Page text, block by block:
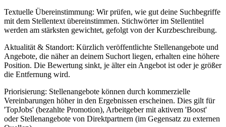
Textuelle Übereinstimmung: Wir prüfen, wie gut deine Suchbegriffe
mit dem Stellentext übereinstimmen. Stichwörter im Stellentitel
werden am stärksten gewichtet, gefolgt von der Kurzbeschreibung.
Aktualität & Standort: Kürzlich veröffentlichte Stellenangebote und
Angebote, die näher an deinem Suchort liegen, erhalten eine höhere
Position. Die Bewertung sinkt, je älter ein Angebot ist oder je größer
die Entfernung wird.
Priorisierung: Stellenangebote können durch kommerzielle
Vereinbarungen höher in den Ergebnissen erscheinen. Dies gilt für
'TopJobs' (bezahlte Promotion), Arbeitgeber mit aktivem 'Boost'
oder Stellenangebote von Direktpartnern (im Gegensatz zu externen